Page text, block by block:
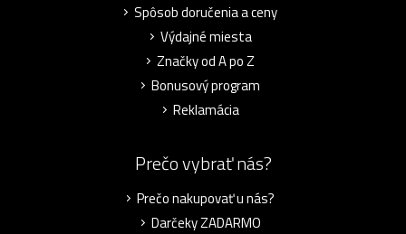
Spôsob doručenia a ceny
Výdajné miesta
Značky od A po Z
Bonusový program
Reklamácia
Prečo vybrať nás?
Prečo nakupovať u nás?
Darčeky ZADARMO